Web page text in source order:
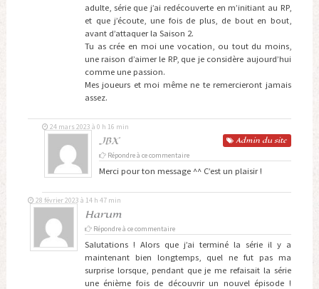
adulte, série que j’ai redécouverte en m’initiant au RP,
et que j’écoute, une fois de plus, de bout en bout,
avant d’attaquer la Saison 2.
Tu as crée en moi une vocation, ou tout du moins,
une raison d’aimer le RP, que je considère aujourd’hui
comme une passion.
Mes joueurs et moi même ne te remercieront jamais
assez.
JBX Admin du site
24 mars 2023 à 0 h 16 min
Répondre à ce commentaire
Merci pour ton message ^^ C’est un plaisir !
Harum
28 février 2023 à 14 h 47 min
Répondre à ce commentaire
Salutations ! Alors que j’ai terminé la série il y a
maintenant bien longtemps, quel ne fut pas ma
surprise lorsque, pendant que je me refaisait la série
une énième fois de découvrir un nouvel épisode !